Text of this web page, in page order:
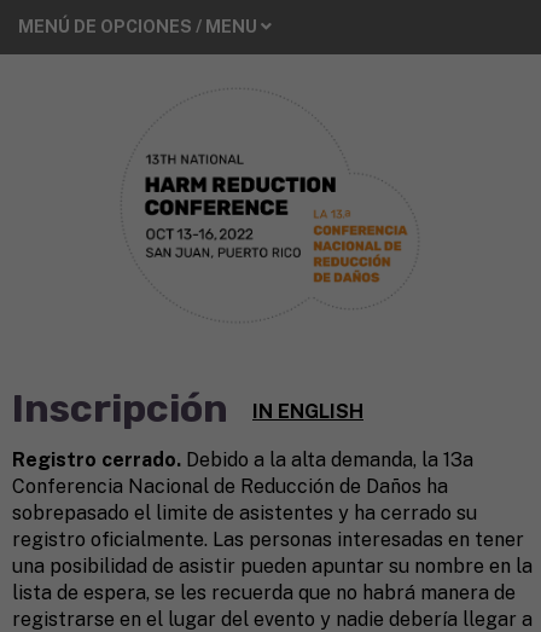
MENÚ DE OPCIONES / MENU
Inscripción IN ENGLISH
Registro cerrado. Debido a la alta demanda, la 13a
Conferencia Nacional de Reducción de Daños ha
sobrepasado el limite de asistentes y ha cerrado su
registro oficialmente. Las personas interesadas en tener
una posibilidad de asistir pueden apuntar su nombre en la
lista de espera, se les recuerda que no habrá manera de
registrarse en el lugar del evento y nadie debería llegar a